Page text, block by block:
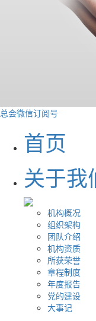
总会微信订阅号
首页
关于我
机构概况
组织架构
团队介绍
机构资质
所获荣誉
章程制度
年度报告
党的建设
大事记